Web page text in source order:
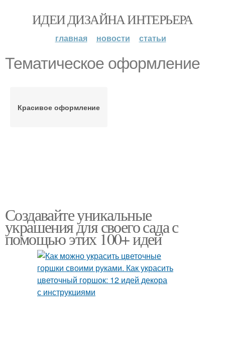
ИДЕИ ДИЗАЙНА ИНТЕРЬЕРА
главная новости статьи
Тематическое оформление
Красивое оформление
Создавайте уникальные
украшения для своего сада с
помощью этих 100+ идей